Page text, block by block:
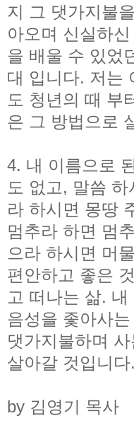
지 그 댓가지불
아오며 신실하
을 배울 수 있었
대 입니다. 저는
도 청년의 때 부
은 그 방법으로
4. 내 이름으로
도 없고, 말씀
라 하시면 몽땅
멈추라 하면 멈
으라 하시면 머
편안하고 좋은
고 떠나는 삶.
음성을 좇아사
댓가지불하며
살아갈 것입니다.
by 김영기 목사